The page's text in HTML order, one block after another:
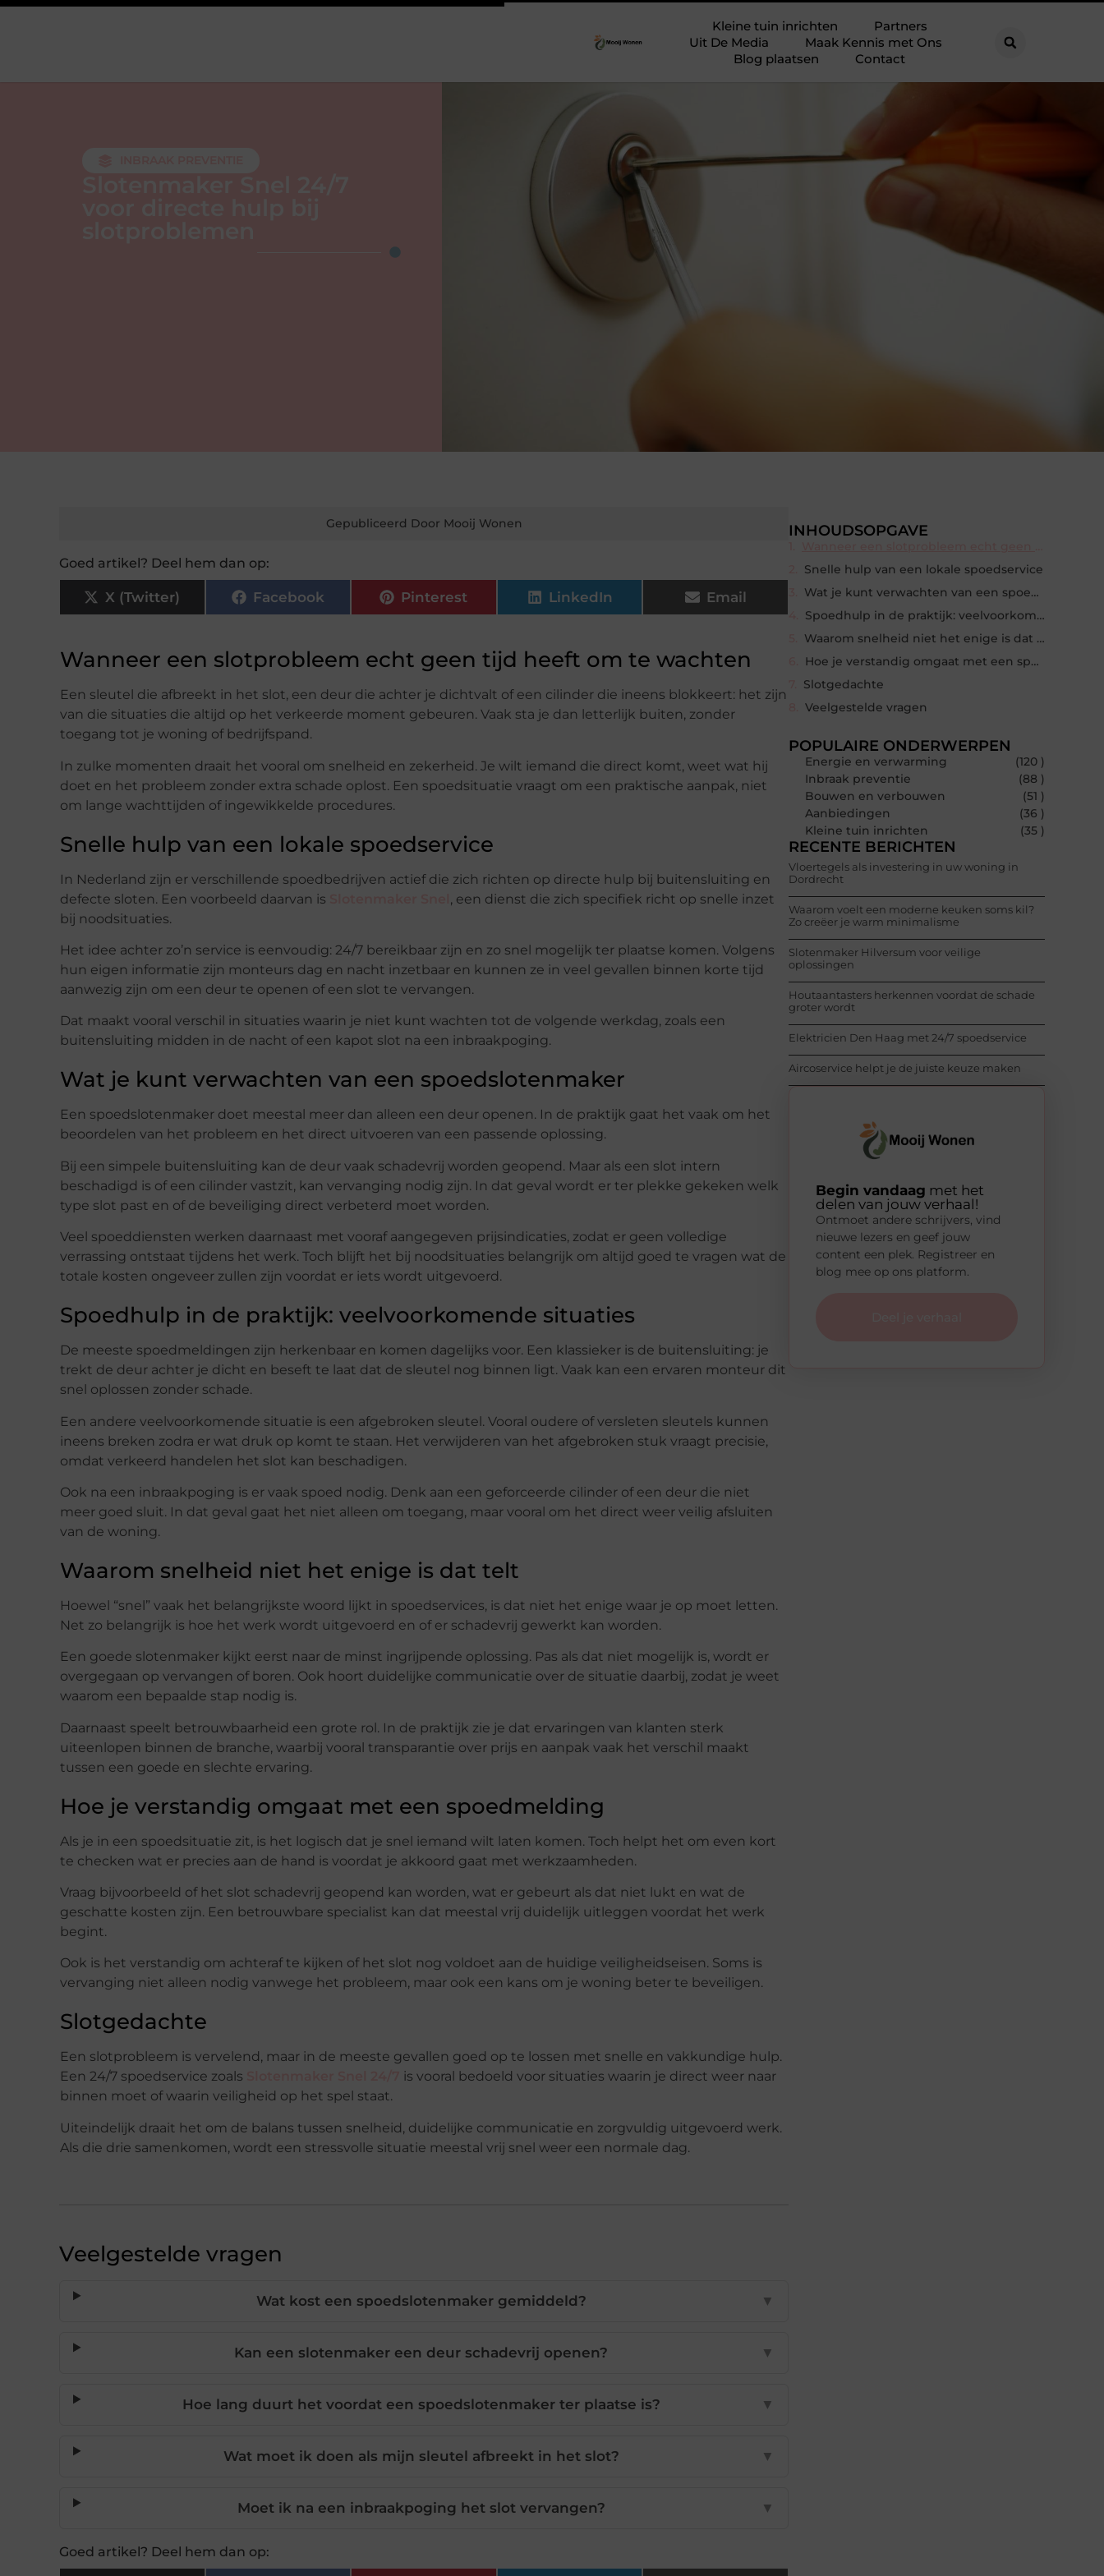
Kleine tuin inrichten
Partners
Uit De Media
Maak Kennis met Ons
Blog plaatsen
Contact
Gepubliceerd Door Mooij Wonen
Goed artikel? Deel hem dan op:
X (Twitter) Facebook Pinterest LinkedIn Email
Wanneer een slotprobleem echt geen tijd heeft om te wachten
Een sleutel die afbreekt in het slot, een deur die achter je dichtvalt of een cilinder die ineens blokkeert: het zijn
van die situaties die altijd op het verkeerde moment gebeuren. Vaak sta je dan letterlijk buiten, zonder
toegang tot je woning of bedrijfspand.
In zulke momenten draait het vooral om snelheid en zekerheid. Je wilt iemand die direct komt, weet wat hij
doet en het probleem zonder extra schade oplost. Een spoedsituatie vraagt om een praktische aanpak, niet
om lange wachttijden of ingewikkelde procedures.
Snelle hulp van een lokale spoedservice
In Nederland zijn er verschillende spoedbedrijven actief die zich richten op directe hulp bij buitensluiting en
defecte sloten. Een voorbeeld daarvan is
, een dienst die zich specifiek richt op snelle inzet
bij noodsituaties.
Het idee achter zo’n service is eenvoudig: 24/7 bereikbaar zijn en zo snel mogelijk ter plaatse komen. Volgens
hun eigen informatie zijn monteurs dag en nacht inzetbaar en kunnen ze in veel gevallen binnen korte tijd
aanwezig zijn om een deur te openen of een slot te vervangen.
Dat maakt vooral verschil in situaties waarin je niet kunt wachten tot de volgende werkdag, zoals een
buitensluiting midden in de nacht of een kapot slot na een inbraakpoging.
Wat je kunt verwachten van een spoedslotenmaker
Een spoedslotenmaker doet meestal meer dan alleen een deur openen. In de praktijk gaat het vaak om het
beoordelen van het probleem en het direct uitvoeren van een passende oplossing.
Bij een simpele buitensluiting kan de deur vaak schadevrij worden geopend. Maar als een slot intern
beschadigd is of een cilinder vastzit, kan vervanging nodig zijn. In dat geval wordt er ter plekke gekeken welk
type slot past en of de beveiliging direct verbeterd moet worden.
Veel spoeddiensten werken daarnaast met vooraf aangegeven prijsindicaties, zodat er geen volledige
verrassing ontstaat tijdens het werk. Toch blijft het bij noodsituaties belangrijk om altijd goed te vragen wat de
totale kosten ongeveer zullen zijn voordat er iets wordt uitgevoerd.
Spoedhulp in de praktijk: veelvoorkomende situaties
De meeste spoedmeldingen zijn herkenbaar en komen dagelijks voor. Een klassieker is de buitensluiting: je
trekt de deur achter je dicht en beseft te laat dat de sleutel nog binnen ligt. Vaak kan een ervaren monteur dit
snel oplossen zonder schade.
Een andere veelvoorkomende situatie is een afgebroken sleutel. Vooral oudere of versleten sleutels kunnen
ineens breken zodra er wat druk op komt te staan. Het verwijderen van het afgebroken stuk vraagt precisie,
omdat verkeerd handelen het slot kan beschadigen.
Ook na een inbraakpoging is er vaak spoed nodig. Denk aan een geforceerde cilinder of een deur die niet
meer goed sluit. In dat geval gaat het niet alleen om toegang, maar vooral om het direct weer veilig afsluiten
van de woning.
Waarom snelheid niet het enige is dat telt
Hoewel “snel” vaak het belangrijkste woord lijkt in spoedservices, is dat niet het enige waar je op moet letten.
Net zo belangrijk is hoe het werk wordt uitgevoerd en of er schadevrij gewerkt kan worden.
Een goede slotenmaker kijkt eerst naar de minst ingrijpende oplossing. Pas als dat niet mogelijk is, wordt er
overgegaan op vervangen of boren. Ook hoort duidelijke communicatie over de situatie daarbij, zodat je weet
waarom een bepaalde stap nodig is.
Daarnaast speelt betrouwbaarheid een grote rol. In de praktijk zie je dat ervaringen van klanten sterk
uiteenlopen binnen de branche, waarbij vooral transparantie over prijs en aanpak vaak het verschil maakt
tussen een goede en slechte ervaring.
Hoe je verstandig omgaat met een spoedmelding
Als je in een spoedsituatie zit, is het logisch dat je snel iemand wilt laten komen. Toch helpt het om even kort
te checken wat er precies aan de hand is voordat je akkoord gaat met werkzaamheden.
Vraag bijvoorbeeld of het slot schadevrij geopend kan worden, wat er gebeurt als dat niet lukt en wat de
geschatte kosten zijn. Een betrouwbare specialist kan dat meestal vrij duidelijk uitleggen voordat het werk
begint.
Ook is het verstandig om achteraf te kijken of het slot nog voldoet aan de huidige veiligheidseisen. Soms is
vervanging niet alleen nodig vanwege het probleem, maar ook een kans om je woning beter te beveiligen.
Slotgedachte
Een slotprobleem is vervelend, maar in de meeste gevallen goed op te lossen met snelle en vakkundige hulp.
Een 24/7 spoedservice zoals
is vooral bedoeld voor situaties waarin je direct weer naar
binnen moet of waarin veiligheid op het spel staat.
Uiteindelijk draait het om de balans tussen snelheid, duidelijke communicatie en zorgvuldig uitgevoerd werk.
Als die drie samenkomen, wordt een stressvolle situatie meestal vrij snel weer een normale dag.
Veelgestelde vragen
Wat kost een spoedslotenmaker gemiddeld? ▼
Kan een slotenmaker een deur schadevrij openen? ▼
Hoe lang duurt het voordat een spoedslotenmaker ter plaatse is? ▼
Wat moet ik doen als mijn sleutel afbreekt in het slot? ▼
Moet ik na een inbraakpoging het slot vervangen? ▼
Goed artikel? Deel hem dan op:
INHOUDSOPGAVE
Snelle hulp van een lokale spoedservice
Wat je kunt verwachten van een spoedslotenmaker
Spoedhulp in de praktijk: veelvoorkomende situaties
Waarom snelheid niet het enige is dat telt
Hoe je verstandig omgaat met een spoedmelding
Slotgedachte
Veelgestelde vragen
POPULAIRE ONDERWERPEN
Energie en verwarming
(120 )
Inbraak preventie
(88 )
Bouwen en verbouwen
(51 )
Aanbiedingen
(36 )
Kleine tuin inrichten
(35 )
RECENTE BERICHTEN
Vloertegels als investering in uw woning in
Dordrecht
Waarom voelt een moderne keuken soms kil?
Zo creëer je warm minimalisme
Slotenmaker Hilversum voor veilige
oplossingen
Houtaantasters herkennen voordat de schade
groter wordt
Elektricien Den Haag met 24/7 spoedservice
Aircoservice helpt je de juiste keuze maken
Begin vandaag met het
delen van jouw verhaal!
Ontmoet andere schrijvers, vind
nieuwe lezers en geef jouw
content een plek. Registreer en
blog mee op ons platform.